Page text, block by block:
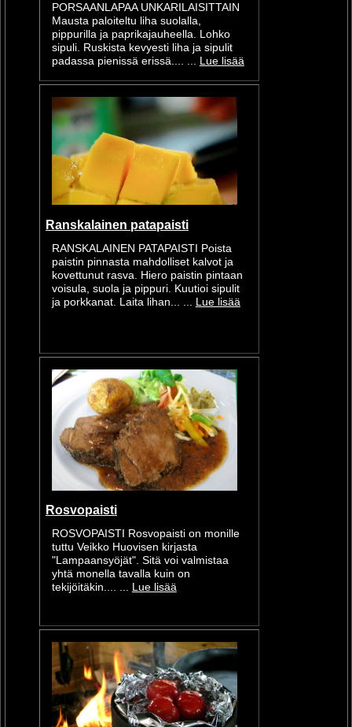
PORSAANLAPAA UNKARILAISITTAIN
Mausta paloiteltu liha suolalla,
pippurilla ja paprikajauheella. Lohko
sipuli. Ruskista kevyesti liha ja sipulit
padassa pienissä erissä.... ... Lue lisää
Ranskalainen patapaisti
RANSKALAINEN PATAPAISTI Poista
paistin pinnasta mahdolliset kalvot ja
kovettunut rasva. Hiero paistin pintaan
voisula, suola ja pippuri. Kuutioi sipulit
ja porkkanat. Laita lihan... ...
Lue lisää
Rosvopaisti
ROSVOPAISTI Rosvopaisti on monille
tuttu Veikko Huovisen kirjasta
"Lampaansyöjät". Sitä voi valmistaa
yhtä monella tavalla kuin on
tekijöitäkin.... ... Lue lisää